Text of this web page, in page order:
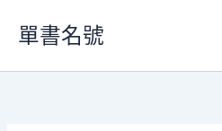
要
單書名號